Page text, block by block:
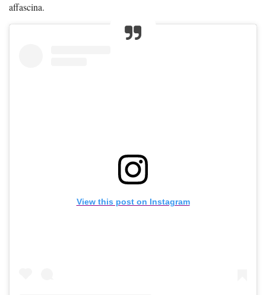
affascina.
View this post on Instagram